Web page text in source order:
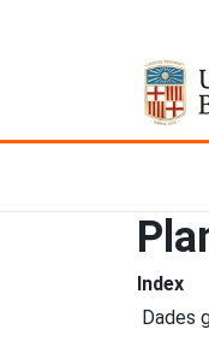
Index
Dades